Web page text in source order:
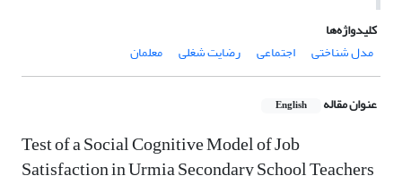
کلیدواژه‌ها
مدل شناختی
اجتماعی رضایت شغلی معلمان
عنوان مقاله English
Test of a Social Cognitive Model of Job